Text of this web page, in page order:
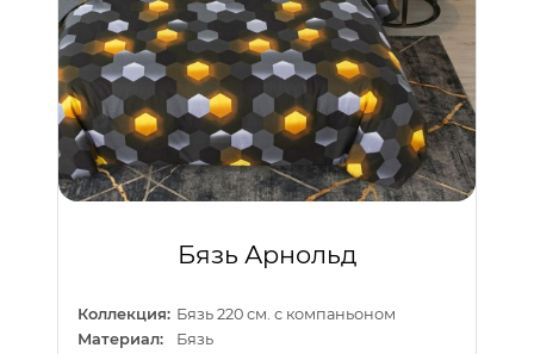
Бязь Арнольд
Коллекция: Бязь 220 см. с компаньоном
Материал:
Бязь